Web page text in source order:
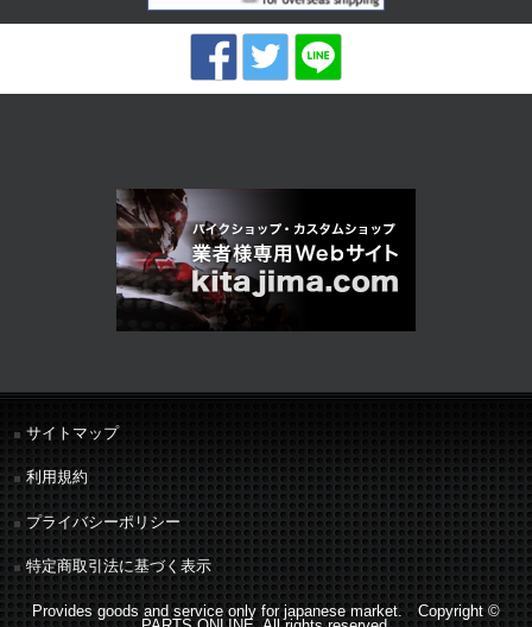
サイトマップ
利用規約
プライバシーポリシー
特定商取引法に基づく表示
Provides goods and service only for japanese market. Copyright ©